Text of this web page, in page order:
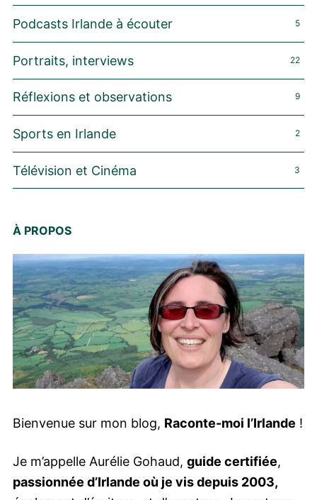
Podcasts Irlande à écouter 5
Portraits, interviews 22
Réflexions et observations 9
Sports en Irlande 2
Télévision et Cinéma 3
À PROPOS
Bienvenue sur mon blog, Raconte-moi l’Irlande !
Je m’appelle Aurélie Gohaud, guide certifiée,
passionnée d’Irlande où je vis depuis 2003,